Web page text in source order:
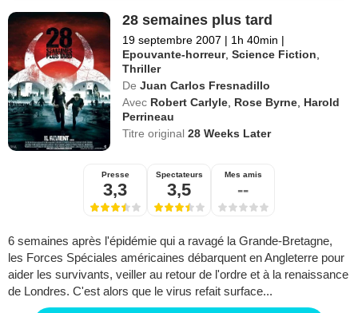
28 semaines plus tard
19 septembre 2007 | 1h 40min |
Epouvante-horreur,Science Fiction
Thriller
De Juan Carlos Fresnadillo
Avec Robert Carlyle Rose Byrne Harold
Perrineau
Titre original28 Weeks Later
Presse
3,3
Spectateurs
3,5
Mes amis
--
6 semaines après l'épidémie qui a ravagé la Grande-Bretagne,
les Forces Spéciales américaines débarquent en Angleterre pour
aider les survivants, veiller au retour de l'ordre et à la renaissance
de Londres. C'est alors que le virus refait surface...